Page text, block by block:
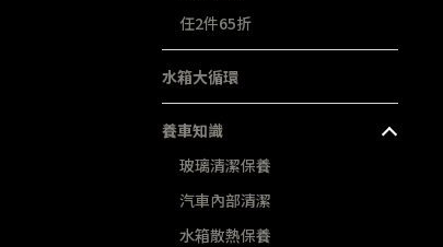
任2件65折
水箱大循環
養車知識
玻璃清潔保養
汽車內部清潔
水箱散熱保養